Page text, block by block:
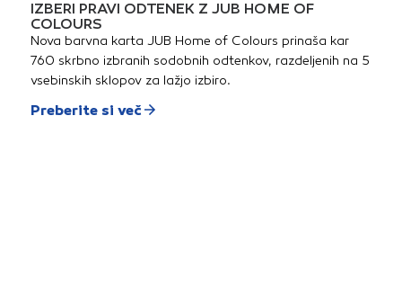
IZBERI PRAVI ODTENEK Z JUB HOME OF
COLOURS
Nova barvna karta JUB Home of Colours prinaša kar
760 skrbno izbranih sodobnih odtenkov, razdeljenih na 5
vsebinskih sklopov za lažjo izbiro.
Preberite si več